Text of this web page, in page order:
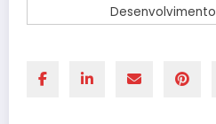
Desenvolvimento